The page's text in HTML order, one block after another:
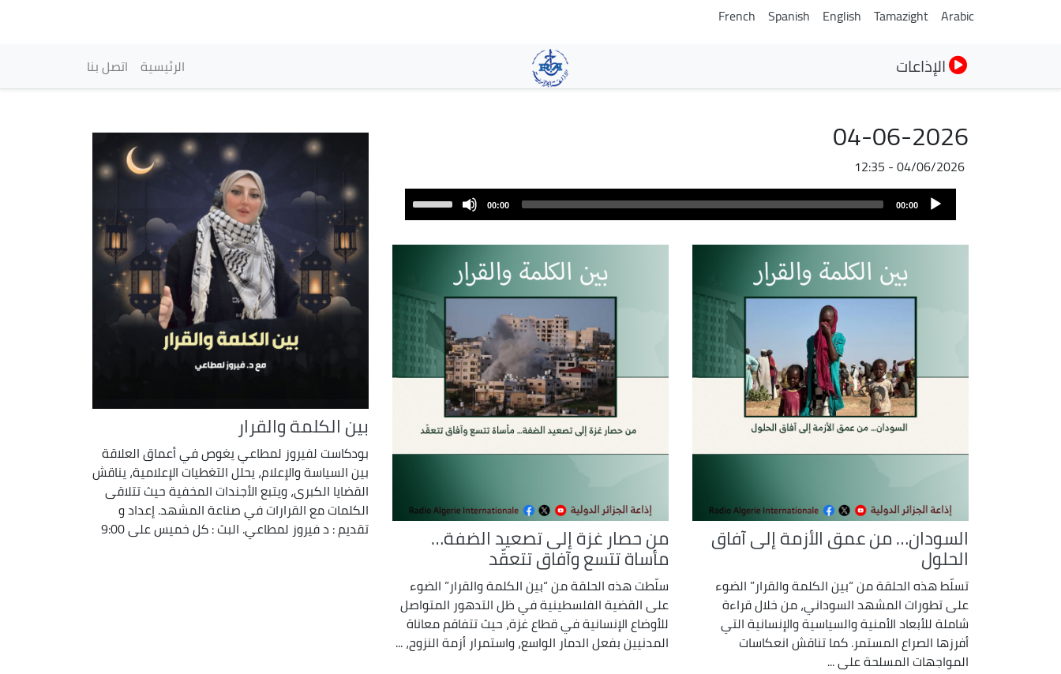
Arabic
Tamazight
English
Spanish
French
الإذاعات principale
الرئيسية اتصل بنا
04-06-2026
04/06/2026 - 12:35
ملف
الصوت
Audio
Player
00:00
00:00
Up/Down
or
decrease
volume.
السودان… من عمق الأزمة إلى آفاق
الحلول
تسلّط هذه الحلقة من “بين الكلمة والقرار” الضوء
على تطورات المشهد السوداني، من خلال قراءة
شاملة للأبعاد الأمنية والسياسية والإنسانية التي
أفرزها الصراع المستمر. كما تناقش انعكاسات
المواجهات المسلحة على ...
من حصار غزة إلى تصعيد الضفة…
مأساة تتسع وآفاق تتعقّد
سلّطت هذه الحلقة من “بين الكلمة والقرار” الضوء
على القضية الفلسطينية في ظل التدهور المتواصل
للأوضاع الإنسانية في قطاع غزة، حيث تتفاقم معاناة
المدنيين بفعل الدمار الواسع، واستمرار أزمة النزوح، ...
بين الكلمة والقرار
بودكاست لفيروز لمطاعي يغوص في أعماق العلاقة
بين السياسة والإعلام، يحلل التغطيات الإعلامية، يناقش
القضايا الكبرى، ويتبع الأجندات المخفية حيث تتلاقى
الكلمات مع القرارات في صناعة المشهد. إعداد و
تقديم : د فيروز لمطاعي. البث : كل خميس على 9:00